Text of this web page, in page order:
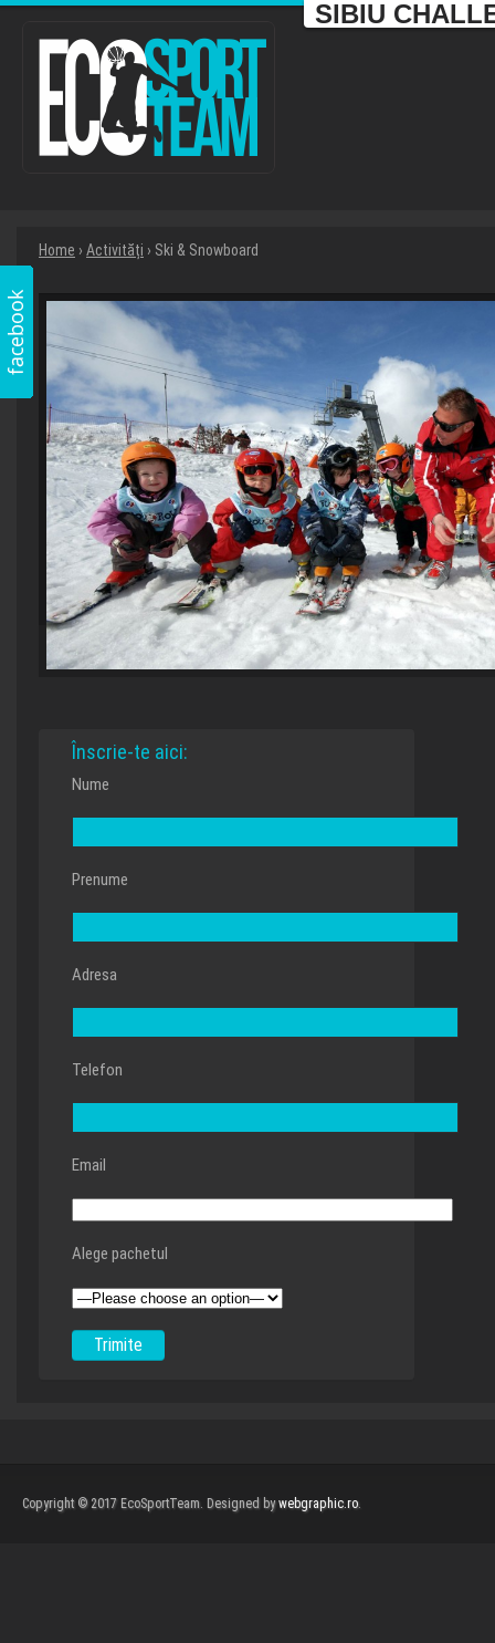
SIBIU
Home › Activități › Ski & Snowboard
Înscrie-te aici:
Nume
Prenume
Adresa
Telefon
Email
Alege pachetul
Copyright © 2017 EcoSportTeam. Designed bywebgraphic.ro.